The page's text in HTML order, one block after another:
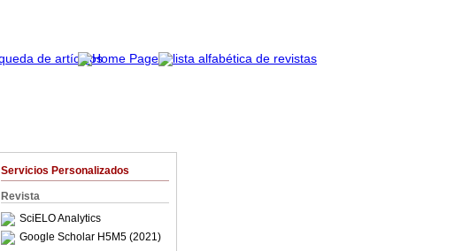
Servicios Personalizados
Revista
SciELO Analytics
Google Scholar H5M5 (2021)